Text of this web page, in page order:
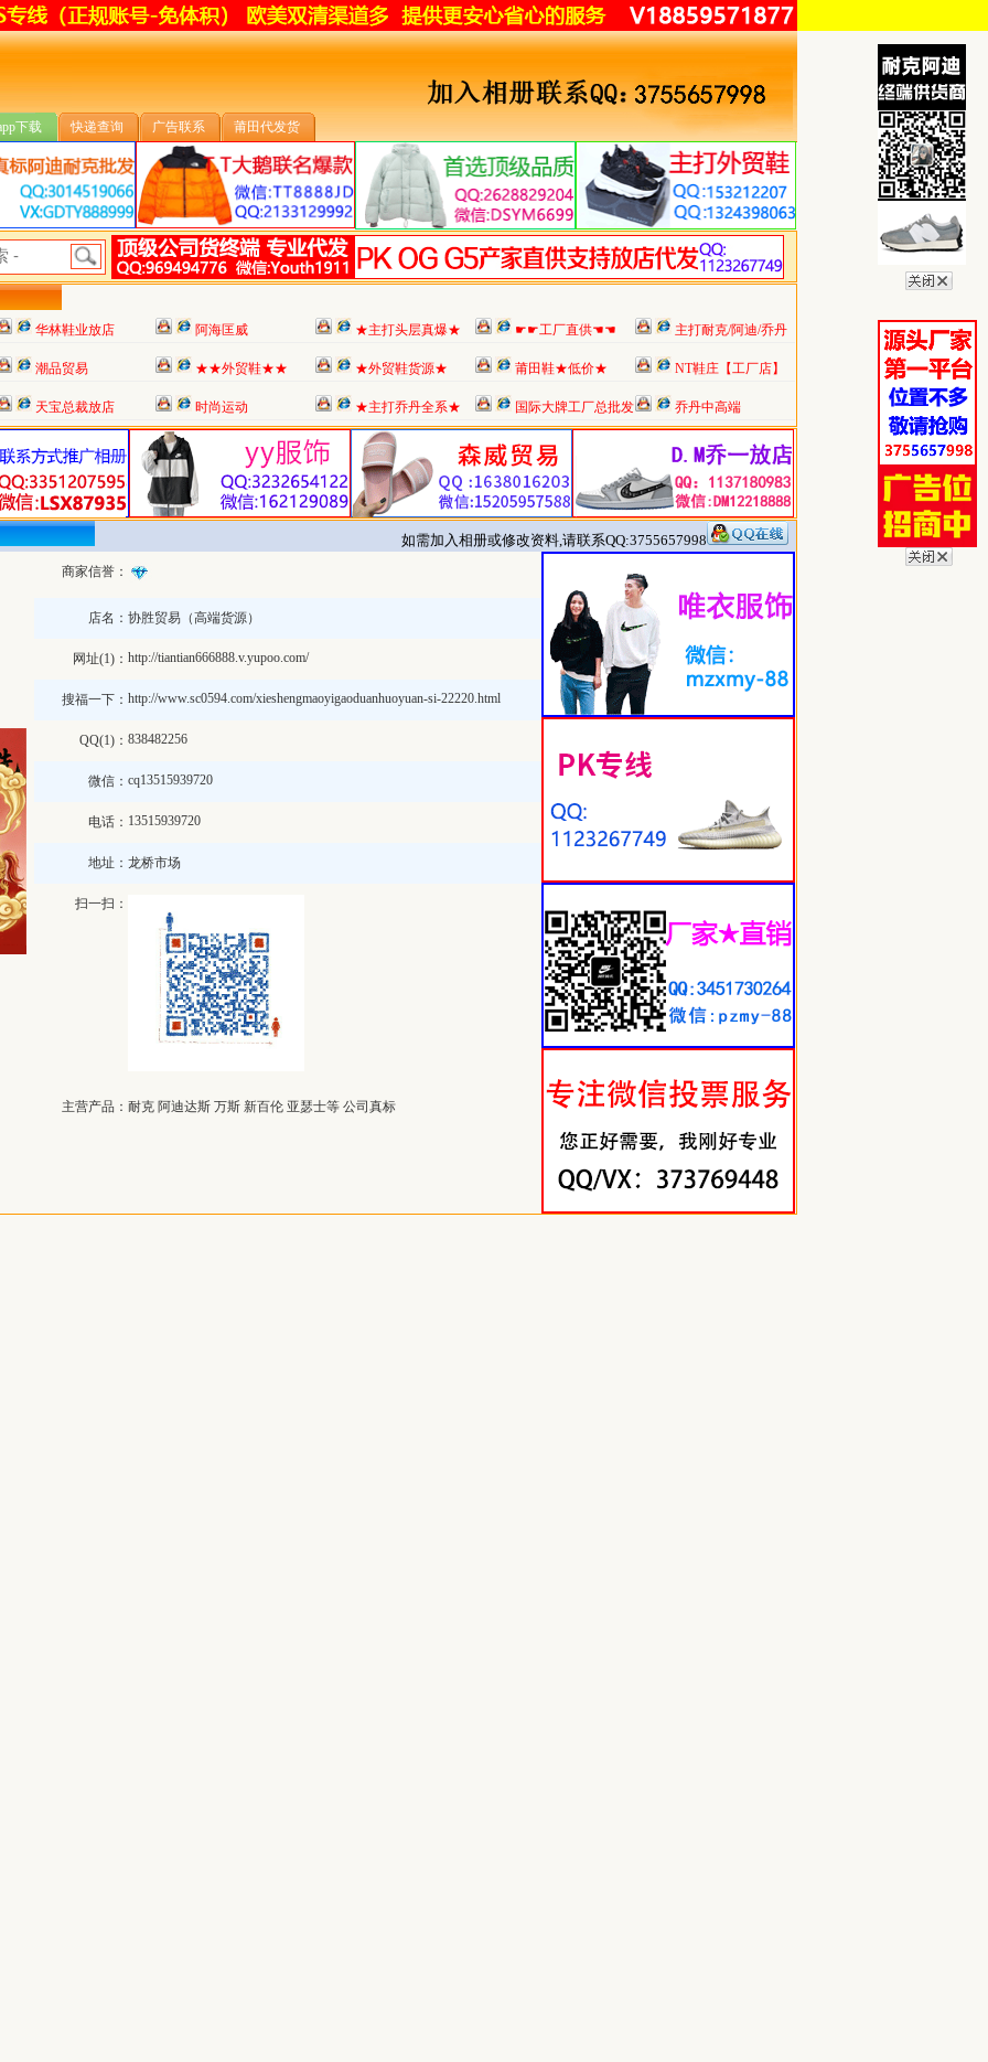
下载 快递查询 广告联系 莆田代发货
华林鞋业放店 阿海匡威 ★主打头层真爆★ ☛☛工厂直供☚☚ 主打耐克/阿迪/乔丹
潮品贸易 ★★外贸鞋★★ ★外贸鞋货源★ 莆田鞋★低价★ NT鞋庄【工厂店】
天宝总裁放店 时尚运动 ★主打乔丹全系★ 国际大牌工厂总批发 乔丹中高端
如需加入相册或修改资料,请联系QQ:3755657998
商家信誉：
店名： 协胜贸易（高端货源）
网址(1)： http://tiantian666888.v.yupoo.com/
搜福一下： http://www.sc0594.com/xieshengmaoyigaoduanhuoyuan-si-22220.html
QQ(1)： 838482256
微信： cq13515939720
电话： 13515939720
地址： 龙桥市场
扫一扫：
主营产品： 耐克 阿迪达斯 万斯 新百伦 亚瑟士等 公司真标